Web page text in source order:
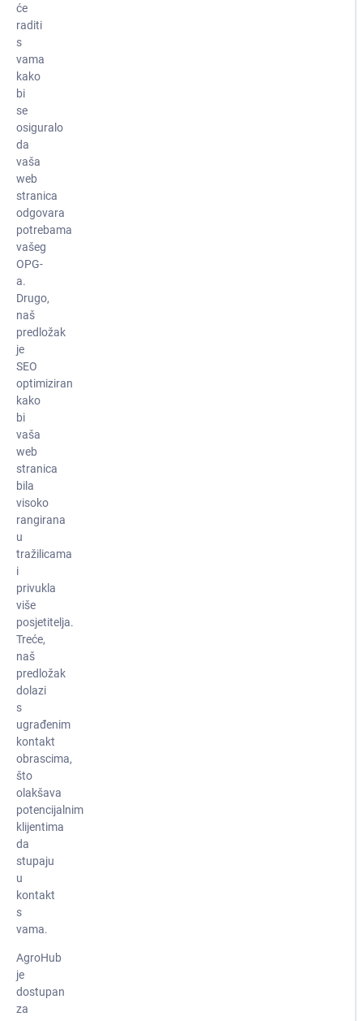
će
raditi
s
vama
kako
bi
se
osiguralo
da
vaša
web
stranica
odgovara
potrebama
vašeg
OPG-
a.
Drugo,
naš
predložak
je
SEO
optimiziran
kako
bi
vaša
web
stranica
bila
visoko
rangirana
u
tražilicama
i
privukla
više
posjetitelja.
Treće,
naš
predložak
dolazi
s
ugrađenim
kontakt
obrascima,
što
olakšava
potencijalnim
klijentima
da
stupaju
u
kontakt
s
vama.
AgroHub
je
dostupan
za